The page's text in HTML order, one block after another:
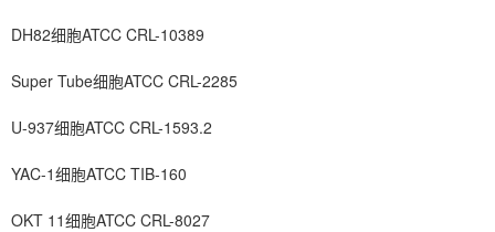
DH82细胞ATCC CRL-10389
Super Tube细胞ATCC CRL-2285
U-937细胞ATCC CRL-1593.2
YAC-1细胞ATCC TIB-160
OKT 11细胞ATCC CRL-8027